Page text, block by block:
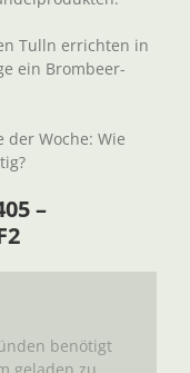
Tulln errichten in
ein Brombeer-
Woche: Wie
–
benötigt